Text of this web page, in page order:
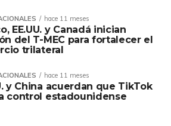
hace 11 meses
EE.UU. y Canadá inician
del T-MEC para fortalecer el
trilateral
hace 11 meses
y China acuerdan que TikTok
control estadounidense